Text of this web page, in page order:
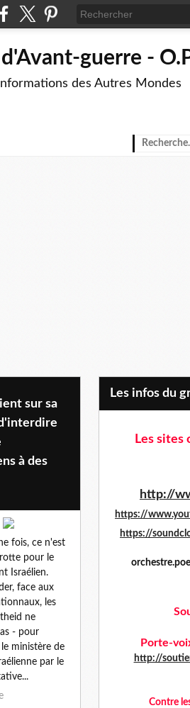
guerre -
des Autres Mondes
sur sa
à des
fois, ce n'est
pour le
Israélien.
face aux
les
ne
- pour
le ministère de
par le
Les infos du
Les sites
http://
https://
https://
Porte-
http://
Contre